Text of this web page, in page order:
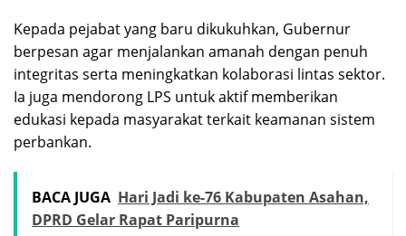
Kepada pejabat yang baru dikukuhkan, Gubernur
berpesan agar menjalankan amanah dengan penuh
integritas serta meningkatkan kolaborasi lintas sektor.
Ia juga mendorong LPS untuk aktif memberikan
edukasi kepada masyarakat terkait keamanan sistem
perbankan.
BACA JUGA Hari Jadi ke-76 Kabupaten Asahan,
DPRD Gelar Rapat Paripurna